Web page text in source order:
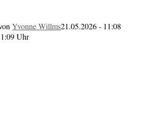
Yvonne Willms21.05.2026 - 11:08
Uhr